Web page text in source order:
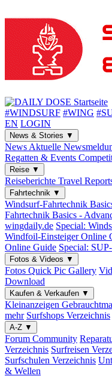
#WINDSURF #WING
EN LOGIN
News & Stories ▼
News Aktuelle
Regatten & Events
Reise ▼
Reiseberichte Travel
Fahrtechnik ▼
Windsurf-Fahrtechnik
Fahrtechnik Basics -
wingdaily.de Special:
Windfoil-EinsteigerOnline
Online Guide Special:
Fotos & Videos ▼
Fotos Quick Pic Gallery
Download
Kaufen & Verkaufen ▼
Kleinanzeigen
mehr Surfshops Verzeichnis
A-Z ▼
Forum Community
Verzeichnis Surfreisen
Surfschulen Verzeichnis
& Wellen